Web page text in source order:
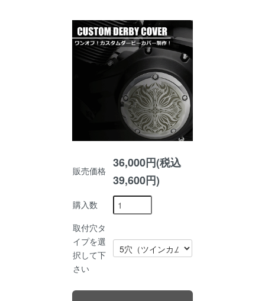
販売価格
36,000円(税込
39,600円)
購入数
取付穴タ
イプを選
択して下
さい